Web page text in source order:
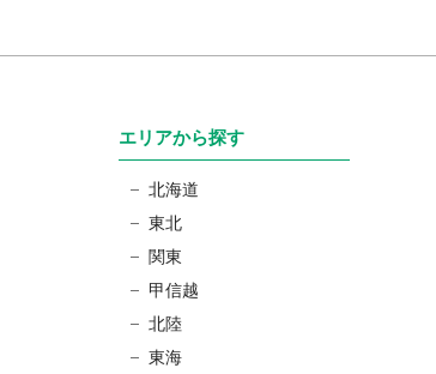
エリアから探す
北海道
東北
関東
甲信越
北陸
東海